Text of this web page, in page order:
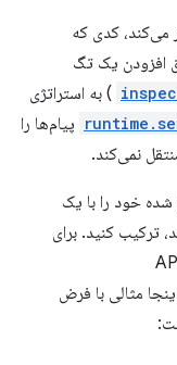
می‌کند، کدی که
افزودن یک تگ
) به استراتژی
پیام‌ها را
نمی‌کند.
شده خود را با یک
ترکیب کنید. برای
مثالی با فرض